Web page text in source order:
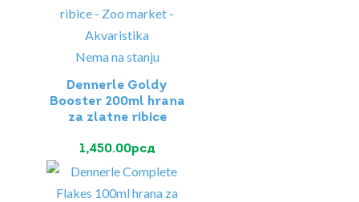
Nema na stanju
Dennerle Goldy
Booster 200ml hrana
za zlatne ribice
1,450.00рсд